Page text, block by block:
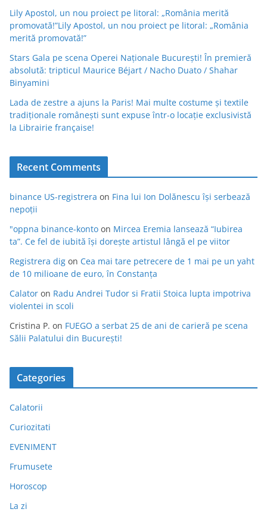
Lily Apostol, un nou proiect pe litoral: „România merită
promovată!”Lily Apostol, un nou proiect pe litoral: „România
merită promovată!”
Stars Gala pe scena Operei Naționale București! În premieră
absolută: tripticul Maurice Béjart / Nacho Duato / Shahar
Binyamini
Lada de zestre a ajuns la Paris! Mai multe costume și textile
tradiționale românești sunt expuse într-o locație exclusivistă
la Librairie française!
Recent Comments
binance US-registrera on Fina lui Ion Dolănescu își serbează
nepoții
"oppna binance-konto on Mircea Eremia lansează “Iubirea
ta”. Ce fel de iubită își dorește artistul lângă el pe viitor
Registrera dig on Cea mai tare petrecere de 1 mai pe un yaht
de 10 milioane de euro, în Constanța
Calator on Radu Andrei Tudor si Fratii Stoica lupta impotriva
violentei in scoli
Cristina P. on FUEGO a serbat 25 de ani de carieră pe scena
Sălii Palatului din București!
Categories
Calatorii
Curiozitati
EVENIMENT
Frumusete
Horoscop
La zi